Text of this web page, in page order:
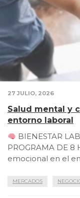
27 JULIO, 2026
Salud mental y
entorno laboral
BIENESTAR
PROGRAMA DE
emocional en el
MERCADOS